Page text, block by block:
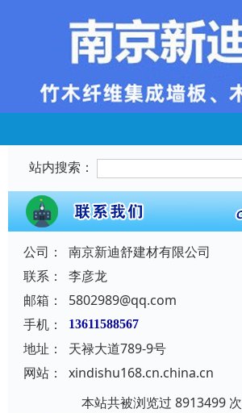
站内搜索：
公司：
南京新迪舒建材有限公司
联系：
李彦龙
邮箱：
5802989@qq.com
手机：
13611588567
地址：
天禄大道789-9号
网站：
xindishu168.cn.china.cn
本站共被浏览过 8913499 次